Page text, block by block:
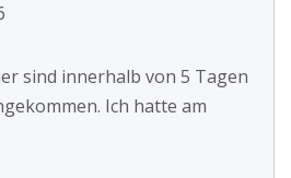
sind innerhalb von 5 Tagen
Ich hatte am